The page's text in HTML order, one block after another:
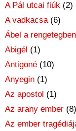
A Pál utcai fiúk (2)
A vadkacsa(6)
Ábel a rengetegben
Abigél (1)
Antigoné (10)
Anyegin (1)
Az apostol (1)
Az arany ember (8)
Az ember